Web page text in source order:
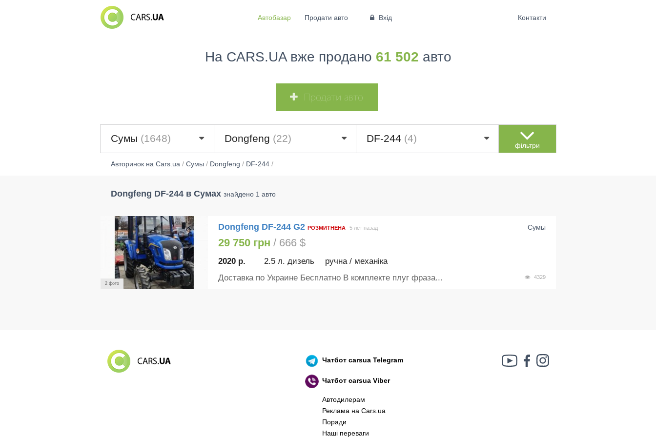
Автобазар Продати авто Вхід Контакти
На CARS.UA вже продано 61 502 авто
Продати авто
Сумы (1648) Dongfeng (22) DF-244 (4)
фільтри
Авторинок на Cars.ua/ Сумы / Dongfeng / DF-244/
Dongfeng DF-244 в Сумах знайдено 1 авто
2 фото
Dongfeng DF-244 G2 РОЗМИТНЕНА Сумы
5 лет назад
29 750 грн / 666 $
2020 р. 2.5 л. дизель ручна / механіка
4329
Доставка по Украине Бесплатно В комплекте плуг фраза...
Чатботcarsua Telegram
Чатботcarsua Viber
Автодилерам
Реклама на Cars.ua
Поради
Наші переваги